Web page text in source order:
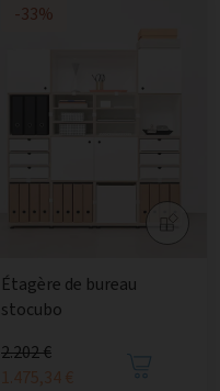
-33%
Étagère de bureau
stocubo
2.202 €
1.475,34 €